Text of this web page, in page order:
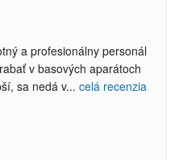
a profesionálny personál
v basových aparátoch
sa nedá v... celá recenzia